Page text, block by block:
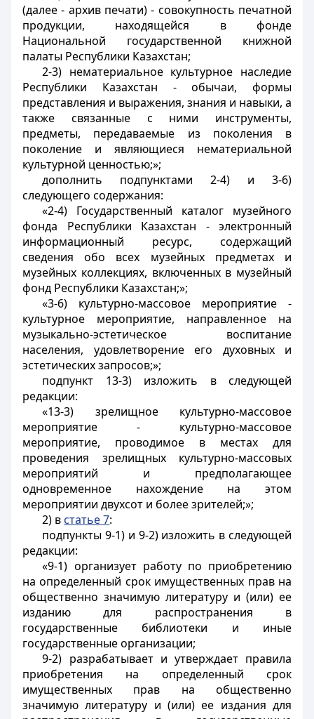
(далее - архив печати) - совокупность печатной
продукции, находящейся в фонде
Национальной государственной книжной
палаты Республики Казахстан;
2-3) нематериальное культурное наследие
Республики Казахстан - обычаи, формы
представления и выражения, знания и навыки, а
также связанные с ними инструменты,
предметы, передаваемые из поколения в
поколение и являющиеся нематериальной
культурной ценностью;»;
дополнить подпунктами 2-4) и 3-6)
следующего содержания:
«2-4) Государственный каталог музейного
фонда Республики Казахстан - электронный
информационный ресурс, содержащий
сведения обо всех музейных предметах и
музейных коллекциях, включенных в музейный
фонд Республики Казахстан;»;
«3-6) культурно-массовое мероприятие -
культурное мероприятие, направленное на
музыкально-эстетическое воспитание
населения, удовлетворение его духовных и
эстетических запросов;»;
подпункт 13-3) изложить в следующей
редакции:
«13-3) зрелищное культурно-массовое
мероприятие - культурно-массовое
мероприятие, проводимое в местах для
проведения зрелищных культурно-массовых
мероприятий и предполагающее
одновременное нахождение на этом
мероприятии двухсот и более зрителей;»;
2) в статье 7:
подпункты 9-1) и 9-2) изложить в следующей
редакции:
«9-1) организует работу по приобретению
на определенный срок имущественных прав на
общественно значимую литературу и (или) ее
изданию для распространения в
государственные библиотеки и иные
государственные организации;
9-2) разрабатывает и утверждает правила
приобретения на определенный срок
имущественных прав на общественно
значимую литературу и (или) ее издания для